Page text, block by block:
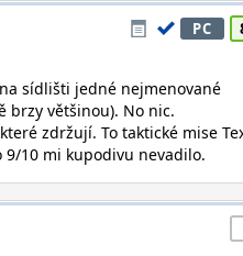
PC
sídlišti jedné nejmenované
brzy většinou). No nic.
zdržují. To taktické mise
9/10 mi kupodivu nevadilo.